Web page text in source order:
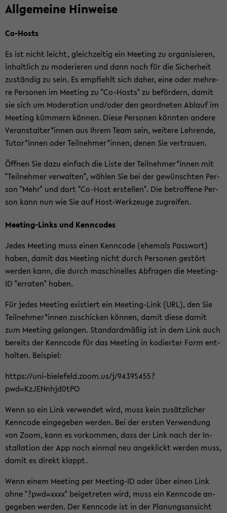
All­ge­mei­ne Hin­wei­se
Co-​Hosts
Es ist nicht leicht, gleich­zei­tig ein Mee­ting zu or­ga­ni­sie­ren,
in­halt­lich zu mo­de­rie­ren und dann noch für die Si­cher­heit
zu­stän­dig zu sein. Es emp­fiehlt sich daher, eine oder meh­re­
re Per­so­nen im Mee­ting zu "Co-​Hosts" zu be­för­dern, damit
sie sich um Mo­de­ra­ti­on und/oder den ge­ord­ne­ten Ab­lauf im
Mee­ting küm­mern kön­nen. Diese Per­so­nen könn­ten an­de­re
Ver­an­stal­ter*innen aus Ihrem Team sein, wei­te­re Leh­ren­de,
Tutor*innen oder Teil­neh­mer*innen, denen Sie ver­trau­en.
Öff­nen Sie dazu ein­fach die Liste der Teil­neh­mer*innen mit
"Teil­neh­mer ver­wal­ten", wäh­len Sie bei der ge­wünsch­ten Per­
son "Mehr" und dort "Co-​Host er­stel­len". Die be­trof­fe­ne Per­
son kann nun wie Sie auf Host-​Werkzeuge zu­grei­fen.
Meeting-​Links und Kenn­codes
Jedes Mee­ting muss einen Kenn­code (ehe­mals Pass­wort)
haben, damit das Mee­ting nicht durch Per­so­nen ge­stört
wer­den kann, die durch ma­schi­nel­les Ab­fra­gen die Meeting-​
ID "er­ra­ten" haben.
Für jedes Mee­ting exis­tiert ein Meeting-​Link (URL), den Sie
Teil­neh­mer*innen zu­schi­cken kön­nen, damit diese damit
zum Mee­ting ge­lan­gen. Stan­dard­mä­ßig ist in dem Link auch
be­reits der Kenn­code für das Mee­ting in ko­dier­ter Form ent­
hal­ten. Bei­spiel:
https://uni-​bielefeld.zoom.us/j/94395455?
pwd=KzJENnhjd0tPO
Wenn so ein Link ver­wen­det wird, muss kein zu­sätz­li­cher
Kenn­code ein­ge­ge­ben wer­den. Bei der ers­ten Ver­wen­dung
von Zoom, kann es vor­kom­men, dass der Link nach der In­
stal­la­ti­on der App noch ein­mal neu an­ge­klickt wer­den muss,
damit es di­rekt klappt.
Wenn einem Mee­ting per Meeting-​ID oder über einen Link
ohne "?pwd=xxxx" bei­getre­ten wird, muss ein Kenn­code an­
ge­ge­ben wer­den. Der Kenn­code ist in der Pla­nungs­an­sicht